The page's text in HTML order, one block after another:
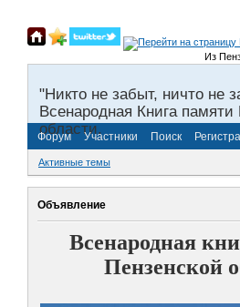
Из
"Никто не забыт, ничто не
Всенародная Книга памяти
области.
Форум Участники Поиск
Активные темы
Объявление
Всенародная
Пензенской